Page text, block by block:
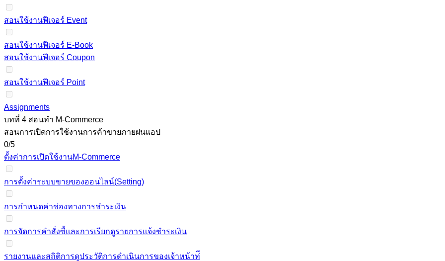
สอนใช้งานฟีเจอร์ Event
สอนใช้งานฟีเจอร์ E-Book
สอนใช้งานฟีเจอร์ Coupon
สอนใช้งานฟีเจอร์ Point
Assignments
บทที่ 4 สอนทำ M-Commerce
สอนการเปิดการใช้งานการค้าขายภายฝนแอป
0/5
ตั้งค่าการเปิดใช้งานM-Commerce
การตั้งค่าระบบขายของออนไลน์(Setting)
การกําหนดค่าช่องทางการชําระเงิน
การจัดการคําสั่งซื้และการเรียกดูรายการแจ้งชําระเงิน
รายงานและสถิติการดูประวัติการดําเนินการของเจ้าหน้าท่ี